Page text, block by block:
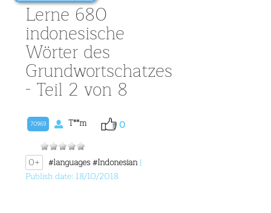
Lerne 680
indonesische
Wörter des
Grundwortschatzes
- Teil 2 von 8
70969 T**m 0
0+ #languages#Indonesian|
Publish date: 18/10/2018